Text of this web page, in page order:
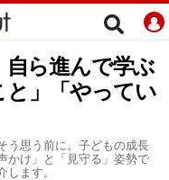
自ら進んで学ぶ
」「やってい
う思う前に。子どもの成長
かけ」と「見守る」姿勢で
ます。